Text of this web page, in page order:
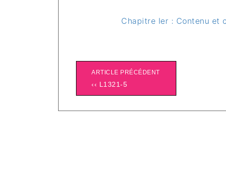
Chapitre Ier : Contenu et
ARTICLE PRÉCÉDENT
‹‹ L1321-5